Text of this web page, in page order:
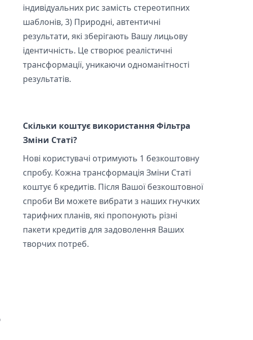
індивідуальних рис замість стереотипних
шаблонів, 3) Природні, автентичні
результати, які зберігають Вашу лицьову
ідентичність. Це створює реалістичні
трансформації, уникаючи одноманітності
результатів.
Скільки коштує використання Фільтра
Зміни Статі?
Нові користувачі отримують 1 безкоштовну
спробу. Кожна трансформація Зміни Статі
коштує 6 кредитів. Після Вашої безкоштовної
спроби Ви можете вибрати з наших гнучких
тарифних планів, які пропонують різні
пакети кредитів для задоволення Ваших
творчих потреб.